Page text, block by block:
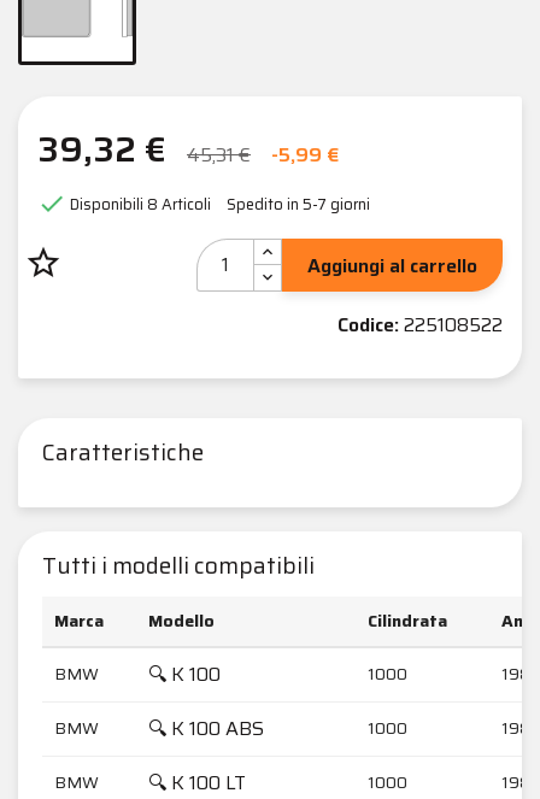
39,32 € 45,31 € -5,99 €
 Disponibili 8 Articoli Spedito in 5-7 giorni
star_border
Aggiungi al carrello
Codice:225108522
Caratteristiche
Tutti i modelli compatibili
Marca Modello Cilindrata
Anni
BMW
🔍 K 100 1000
BMW 🔍 K 100 ABS 1000
BMW 🔍 K 100 LT 1000